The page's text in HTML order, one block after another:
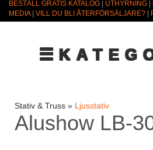
BESTÄLL GRATIS KATALOG UTHYRNING
MEDIA| VILL DU BLI ÅTERFÖRSÄLJARE?
Stativ & Truss » Ljusstativ
Alushow LB-